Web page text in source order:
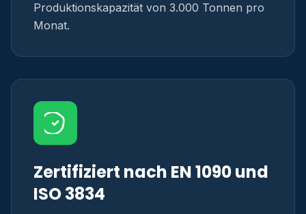
Produktionskapazität von 3.000 Tonnen pro
Monat.
Zertifiziert nach EN 1090 und
ISO 3834